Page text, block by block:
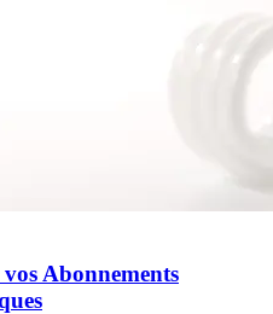
Abonnements